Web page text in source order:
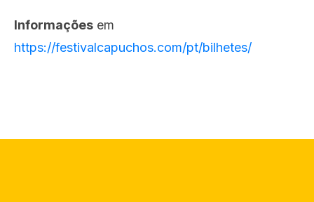
Informações em
https://festivalcapuchos.com/pt/bilhetes/